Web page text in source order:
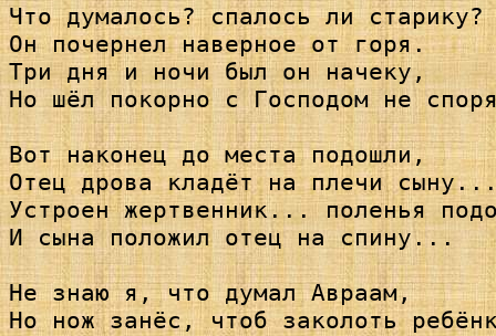
Что думалось? спалось ли старику?
Он почернел наверное от горя.
Три дня и ночи был он начеку,
Но шёл покорно с Господом не
Вот наконец до места подошли,
Отец дрова кладёт на плечи
Устроен жертвенник... поленья
И сына положил отец на спину...
Не знаю я, что думал Авраам,
Но нож занёс, чтоб заколоть